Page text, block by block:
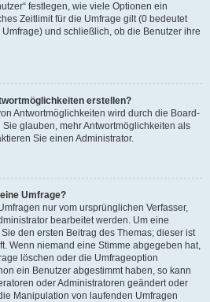
festlegen, wie viele Optionen ein
Zeitlimit für die Umfrage gilt (0 bedeutet
und schließlich, ob die Benutzer ihre
erstellen?
Antwortmöglichkeiten wird durch die Board-
glauben, mehr Antwortmöglichkeiten als
Sie einen Administrator.
Umfrage?
nur vom ursprünglichen Verfasser,
bearbeitet werden. Um eine
den ersten Beitrag des Themas; dieser ist
Wenn niemand eine Stimme abgegeben hat,
löschen oder die Umfrageoption
ein Benutzer abgestimmt haben, so kann
oder Administratoren geändert oder
Manipulation von laufenden Umfragen